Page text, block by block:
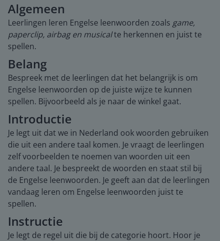
Algemeen
Leerlingen leren Engelse leenwoorden zoals game,
paperclip, airbag en musicalte herkennen en juist te
spellen.
Belang
Bespreek met de leerlingen dat het belangrijk is om
Engelse leenwoorden op de juiste wijze te kunnen
spellen. Bijvoorbeeld als je naar de winkel gaat.
Introductie
Je legt uit dat we in Nederland ook woorden gebruiken
die uit een andere taal komen. Je vraagt de leerlingen
zelf voorbeelden te noemen van woorden uit een
andere taal. Je bespreekt de woorden en staat stil bij
de Engelse leenwoorden. Je geeft aan dat de leerlingen
vandaag leren om Engelse leenwoorden juist te
spellen.
Instructie
Je legt de regel uit die bij de categorie hoort. Hoor je